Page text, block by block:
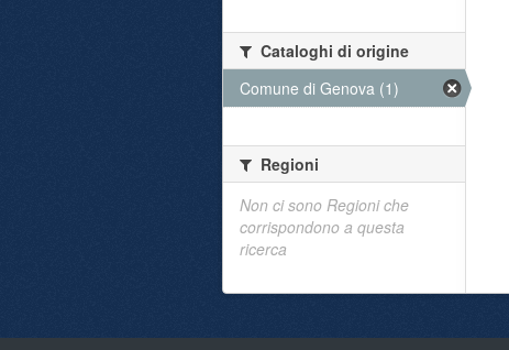
Cataloghi di origine
Comune di Genova (1)
Regioni
Non ci sono Regioni che
corrispondono a questa
ricerca